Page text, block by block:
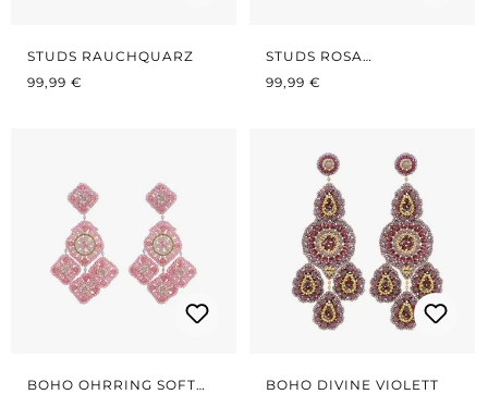
STUDS RAUCHQUARZ
REGULÄRER PREIS:
99,99 €
STUDS ROSA
TOURMALINE HYDRO
REGULÄRER PREIS:
99,99 €
BOHO OHRRING SOFT
BOHO DIVINE VIOLETT